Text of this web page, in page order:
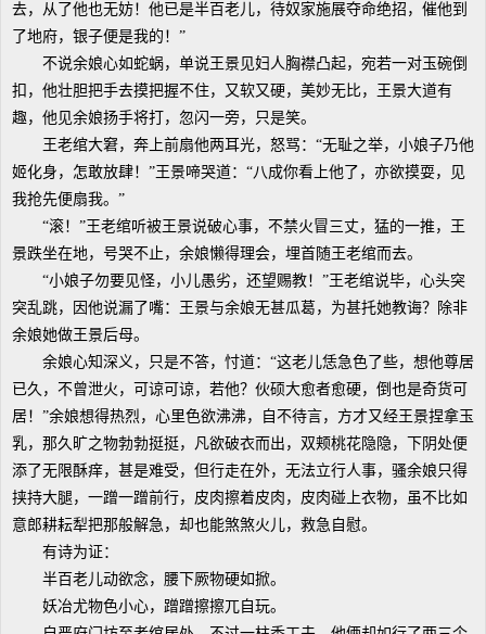
去，从了他也无妨！他已是半百老儿，待奴家施展夺命绝招，催他到
了地府，银子便是我的！”
不说余娘心如蛇蜗，单说王景见妇人胸襟凸起，宛若一对玉碗倒
扣，他壮胆把手去摸把握不住，又软又硬，美妙无比，王景大道有
趣，他见余娘扬手将打，忽闪一旁，只是笑。
王老绾大窘，奔上前扇他两耳光，怒骂：“无耻之举，小娘子乃他
姬化身，怎敢放肆！”王景啼哭道：“八成你看上他了，亦欲摸耍，见
我抢先便扇我。”
“滚！”王老绾听被王景说破心事，不禁火冒三丈，猛的一推，王
景跌坐在地，号哭不止，余娘懒得理会，埋首随王老绾而去。
“小娘子勿要见怪，小儿愚劣，还望赐教！”王老绾说毕，心头突
突乱跳，因他说漏了嘴：王景与余娘无甚瓜葛，为甚托她教诲？除非
余娘她做王景后母。
余娘心知深义，只是不答，忖道：“这老儿恁急色了些，想他尊居
已久，不曾泄火，可谅可谅，若他？伙硕大愈者愈硬，倒也是奇货可
居！”余娘想得热烈，心里色欲沸沸，自不待言，方才又经王景捏拿玉
乳，那久旷之物勃勃挺挺，凡欲破衣而出，双颊桃花隐隐，下阴处便
添了无限酥痒，甚是难受，但行走在外，无法立行人事，骚余娘只得
挟持大腿，一蹭一蹭前行，皮肉擦着皮肉，皮肉碰上衣物，虽不比如
意郎耕耘犁把那般解急，却也能煞煞火儿，救急自慰。
有诗为证：
半百老儿动欲念，腰下厥物硬如掀。
妖冶尤物色小心，蹭蹭擦擦兀自玩。